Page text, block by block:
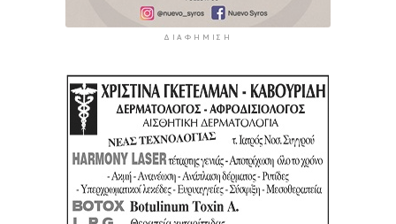
ΔΙΑΦΉΜΙΣΗ